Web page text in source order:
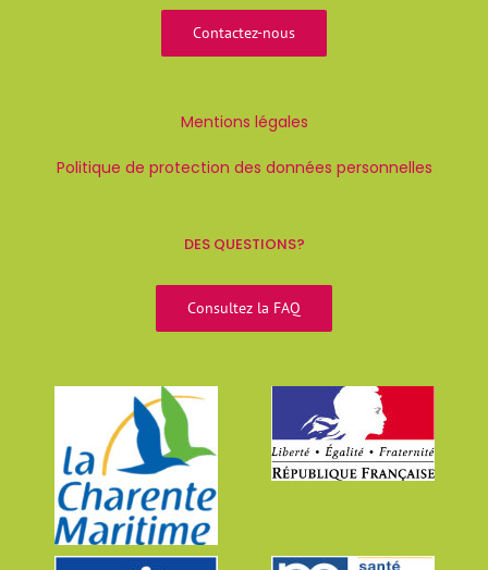
Contactez-nous
Mentions légales
Politique de protection des données personnelles
DES QUESTIONS?
Consultez la FAQ